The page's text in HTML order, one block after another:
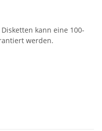
kann eine 100-
werden.